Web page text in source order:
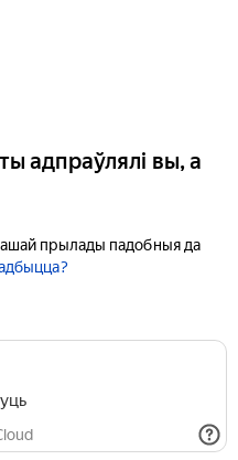
адпраўлялі вы, а
прылады падобныя да